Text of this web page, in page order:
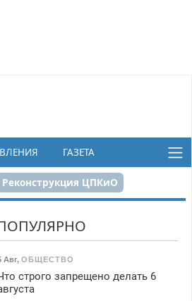
ГАЗЕТА
Реконструкция ЦПКиО
Авг, ОБЩЕСТВО
строго запрещено делать 6